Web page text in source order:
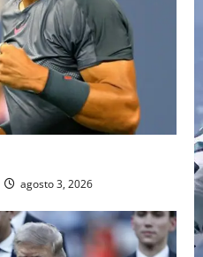
agosto 3, 2026